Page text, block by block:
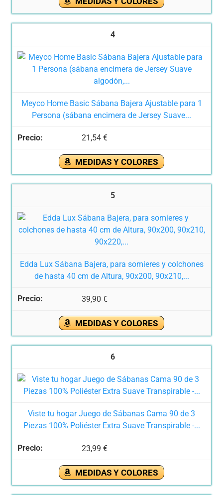
4
Meyco Home Basic Sábana Bajera Ajustable para 1
Persona (sábana encimera de Jersey Suave...
21,54 €
MEDIDAS Y COLORES
5
Edda Lux Sábana Bajera, para somieres y colchones
de hasta 40 cm de Altura, 90x200, 90x210,...
39,90 €
MEDIDAS Y COLORES
6
Viste tu hogar Juego de Sábanas Cama 90 de 3
Piezas 100% Poliéster Extra Suave Transpirable -...
23,99 €
MEDIDAS Y COLORES